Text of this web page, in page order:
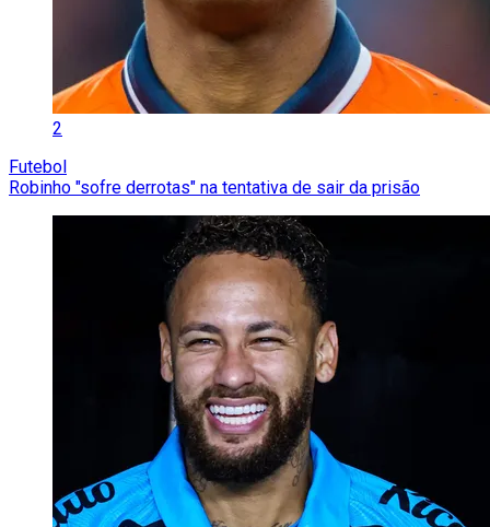
2
Futebol
Robinho "sofre derrotas" na tentativa de sair da prisão